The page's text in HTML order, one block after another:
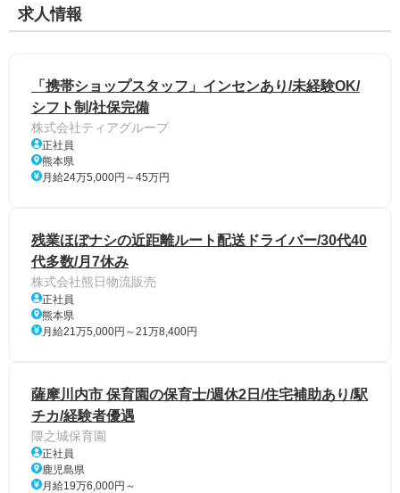
求人情報
「携帯ショップスタッフ」インセンあり/未経験OK/
シフト制/社保完備
株式会社ティアグループ
正社員
熊本県
月給24万5,000円～45万円
残業ほぼナシの近距離ルート配送ドライバー/30代40
代多数/月7休み
株式会社熊日物流販売
正社員
熊本県
月給21万5,000円～21万8,400円
薩摩川内市 保育園の保育士/週休2日/住宅補助あり/駅
チカ/経験者優遇
隈之城保育園
正社員
鹿児島県
月給19万6,000円～